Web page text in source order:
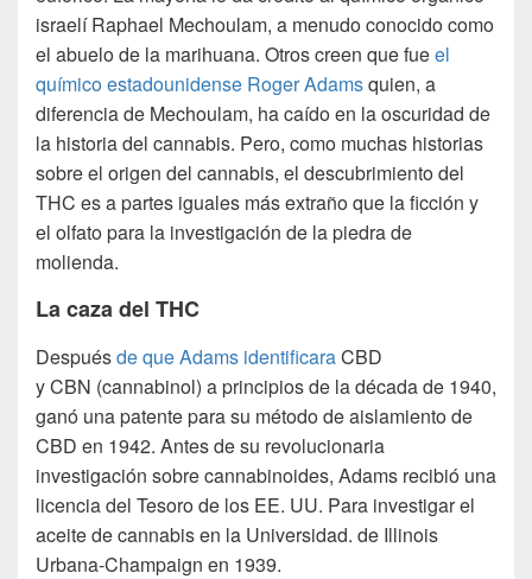
israelí Raphael Mechoulam, a menudo conocido como
el abuelo de la marihuana. Otros creen que fueel
químico estadounidense Roger Adamsquien, a
diferencia de Mechoulam, ha caído en la oscuridad de
la historia del cannabis. Pero, como muchas historias
sobre el origen del cannabis, el descubrimiento del
THC es a partes iguales más extraño que la ficción y
el olfato para la investigación de la piedra de
molienda.
La caza del THC
Despuésde que Adams identificaraCBD
yCBN (cannabinol) aprincipios de la década de 1940,
ganó una patente para su método de aislamiento de
CBD en 1942. Antes de su revolucionaria
investigación sobre cannabinoides, Adams recibió una
licencia del Tesoro de los EE. UU. Para investigar el
aceite de cannabis en la Universidad. de Illinois
Urbana-Champaign en 1939.